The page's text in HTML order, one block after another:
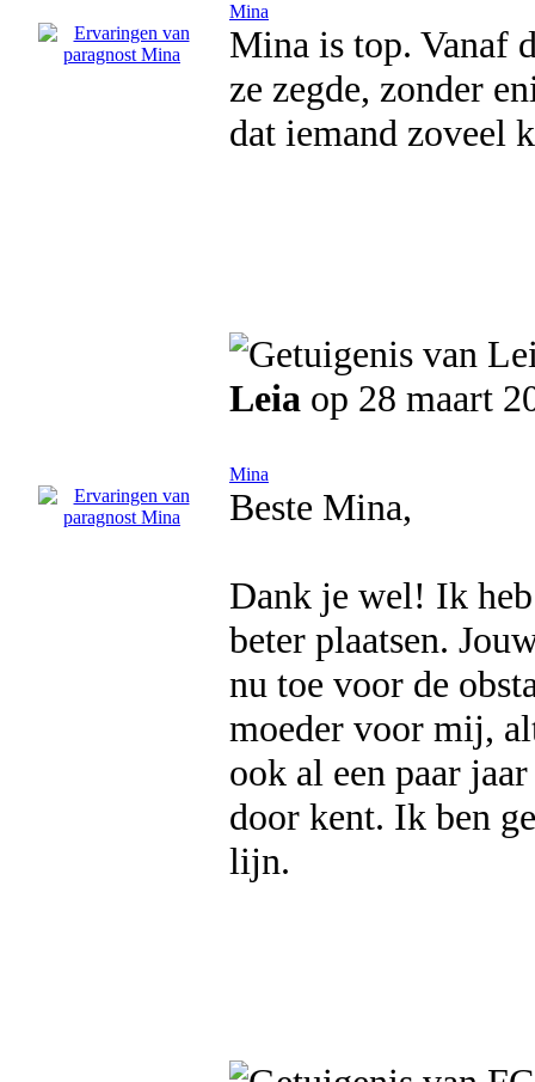
Mina
Mina is top. Vanaf
ze zegde, zonder
dat iemand zoveel
Leia op 28 maart
Mina
Beste Mina,
Dank je wel! Ik
beter plaatsen.
nu toe voor de
moeder voor mij,
ook al een paar
door kent. Ik ben
lijn.